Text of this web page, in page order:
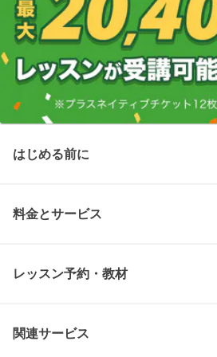
はじめる前に
料金とサービス
レッスン予約・教材
関連サービス